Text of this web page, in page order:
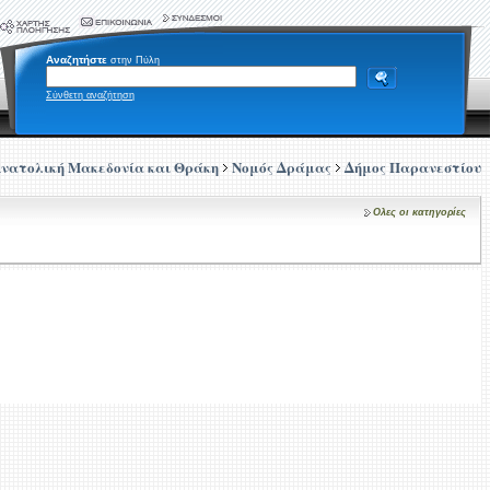
Αναζητήστε στην Πύλη
Σύνθετη αναζήτηση
Μακεδονία και Θράκη Νομός Δράμας Δήμος Παρανεστίου
Ολες οι κατηγορίες